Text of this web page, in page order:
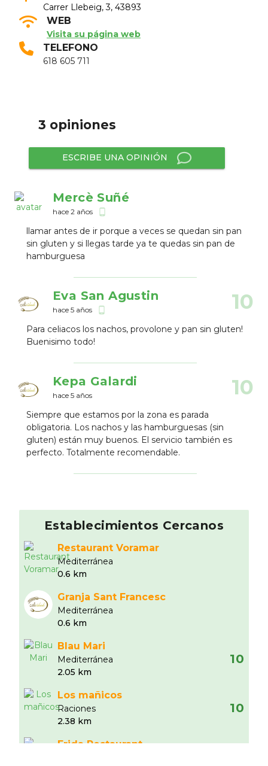
Carrer Llebeig, 3, 43893
WEB
Visita su página web
TELEFONO
618 605 711
3 opiniones
ESCRIBE UNA OPINIÓN
Mercè Suñé
hace 2 años phone_android
llamar antes de ir porque a veces se quedan sin pan
sin gluten y si llegas tarde ya te quedas sin pan de
hamburguesa
Eva San Agustin
hace 5 años phone_android 10
Para celiacos los nachos, provolone y pan sin gluten!
Buenisimo todo!
Kepa Galardi
hace 5 años 10
Siempre que estamos por la zona es parada
obligatoria. Los nachos y las hamburguesas (sin
gluten) están muy buenos. El servicio también es
perfecto. Totalmente recomendable.
Establecimientos Cercanos
Restaurant Voramar
Mediterránea
0.6 km
Granja Sant Francesc
Mediterránea
0.6 km
Blau Mari
Mediterránea
2.05 km
10
Los mañicos
Raciones
2.38 km
10
Frida Restaurant